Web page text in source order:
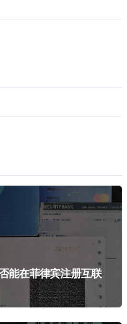
能在菲律宾注册互联